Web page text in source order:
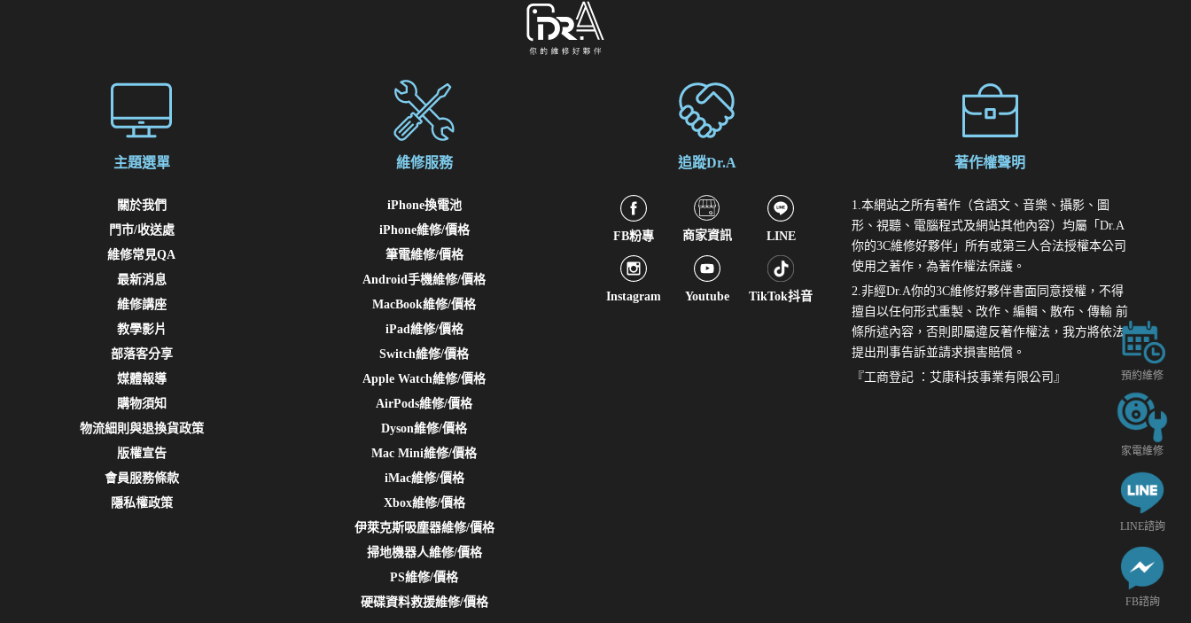
主題選單
關於我們
門市/收送處
維修常見QA
最新消息
維修講座
教學影片
部落客分享
媒體報導
購物須知
物流細則與退換貨政策
版權宣告
會員服務條款
隱私權政策
維修服務
iPhone換電池
iPhone維修/價格
筆電維修/價格
Android手機維修/價格
MacBook維修/價格
iPad維修/價格
Switch維修/價格
Apple Watch維修/價格
AirPods維修/價格
Dyson維修/價格
Mac Mini維修/價格
iMac維修/價格
Xbox維修/價格
伊萊克斯吸塵器維修/價格
掃地機器人維修/價格
PS維修/價格
硬碟資料救援維修/價格
追蹤Dr.A
FB粉專 商家資訊 LINE
Instagram Youtube TikTok抖音
著作權聲明
1.本網站之所有著作（含語文、音樂、攝影、圖
形、視聽、電腦程式及網站其他內容）均屬「Dr.A
你的3C維修好夥伴」所有或第三人合法授權本公司
使用之著作，為著作權法保護。
2.非經Dr.A你的3C維修好夥伴書面同意授權，不得
擅自以任何形式重製、改作、編輯、散布、傳輸 前
條所述內容，否則即屬違反著作權法，我方將依法
提出刑事告訴並請求損害賠償。
『工商登記 ：艾康科技事業有限公司』
預約維修
家電維修
LINE諮詢
FB諮詢